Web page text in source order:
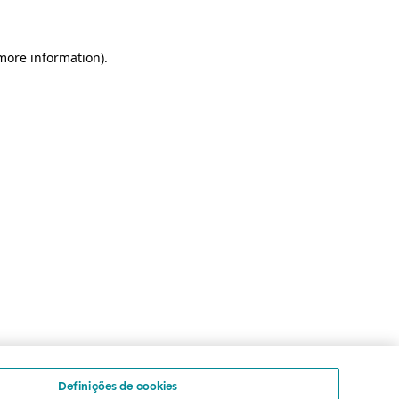
information).
Definições de cookies